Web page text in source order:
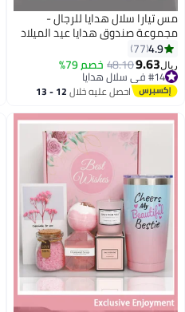
مس تيارا سلال هدايا للرجال -
مجموعة صندوق هدايا عيد الميلاد
ملهمة، باقات علاج سبا للاسترخاء
للرجال، هدايا الصداقة للأصدقاء
4.9
77
ريال9.63
48.10خصم 79%
#14 في سلال هدايا
#14 في سلال هدايا احصل عليه خلال 12 - 13